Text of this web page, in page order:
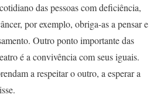
das pessoas com deficiência,
por exemplo, obriga-as a pensar e
Outro ponto importante das
é a convivência com seus iguais.
a respeitar o outro, a esperar a